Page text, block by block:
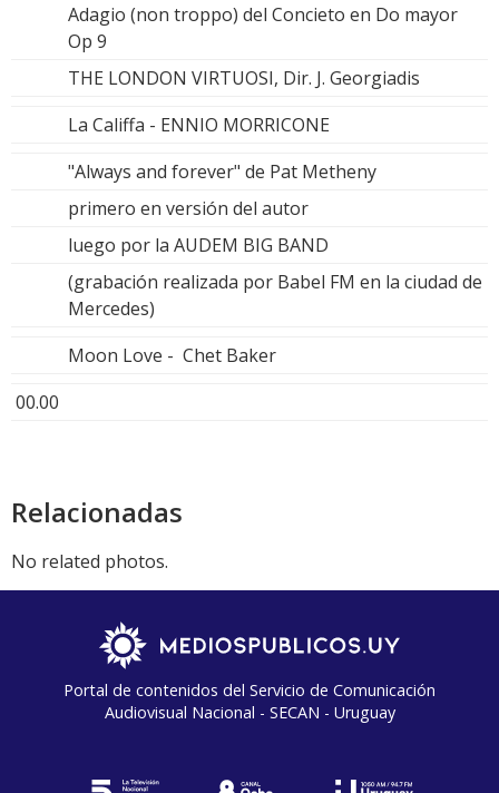
Adagio (non troppo) del Concieto en Do mayor
Op 9
THE LONDON VIRTUOSI, Dir. J. Georgiadis
La Califfa - ENNIO MORRICONE
"Always and forever" de Pat Metheny
primero en versión del autor
luego por la AUDEM BIG BAND
(grabación realizada por Babel FM en la ciudad de
Mercedes)
Moon Love - Chet Baker
00.00
Relacionadas
No related photos.
Portal de contenidos del Servicio de Comunicación
Audiovisual Nacional - SECAN - Uruguay